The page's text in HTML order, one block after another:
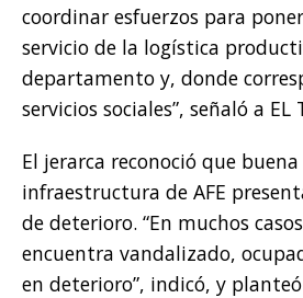
coordinar esfuerzos para
servicio de la logística
departamento y, donde
servicios sociales”, señaló a EL
El jerarca reconoció que
infraestructura de AFE
de deterioro. “En muchos
encuentra vandalizado,
en deterioro”, indicó, y